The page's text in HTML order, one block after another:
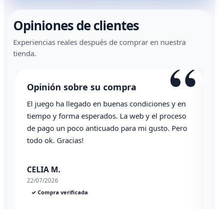
Opiniones de clientes
Experiencias reales después de comprar en nuestra
tienda.
“
Opinión sobre su compra
El juego ha llegado en buenas condiciones y en
tiempo y forma esperados. La web y el proceso
de pago un poco anticuado para mi gusto. Pero
todo ok. Gracias!
CELIA M.
22/07/2026
✓ Compra verificada